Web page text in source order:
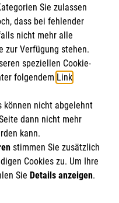
e.V.
120 0001 2
eingetragene
der Körperschaft- und
Sie zulassen
dass bei fehlender
nicht mehr alle
zur Verfügung stehen.
speziellen Cookie-
folgendem Link.
können nicht abgelehnt
dann nicht mehr
kann.
stimmen Sie zusätzlich
Cookies zu. Um Ihre
Sie Details anzeigen.